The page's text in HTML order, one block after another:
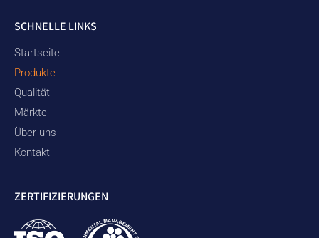
SCHNELLE LINKS
Startseite
Produkte
Qualität
Märkte
Über uns
Kontakt
ZERTIFIZIERUNGEN